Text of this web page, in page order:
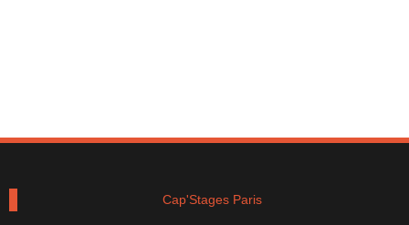
Cap'Stages Paris